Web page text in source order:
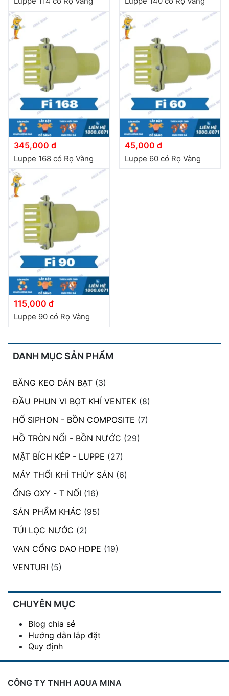
DANH MỤC SẢN PHẨM
BĂNG KEO DÁN BẠT (3)
ĐẦU PHUN VI BỌT KHÍ VENTEK (8)
HỐ SIPHON - BỒN COMPOSITE (7)
HỒ TRÒN NỔI - BỒN NƯỚC (29)
MẶT BÍCH KÉP - LUPPE (27)
MÁY THỔI KHÍ THỦY SẢN (6)
ỐNG OXY - T NỐI (16)
SẢN PHẨM KHÁC (95)
TÚI LỌC NƯỚC (2)
VAN CỔNG DAO HDPE (19)
VENTURI (5)
CHUYÊN MỤC
Blog chia sẻ
Hướng dẫn lắp đặt
Quy định
345,000 đ
Luppe 168 có Rọ Vàng
45,000 đ
Luppe 60 có Rọ Vàng
115,000 đ
Luppe 90 có Rọ Vàng
CÔNG TY TNHH AQUA MINA